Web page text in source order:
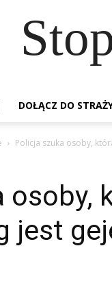
DOŁĄCZ DO
Policja szuka osoby,
jest